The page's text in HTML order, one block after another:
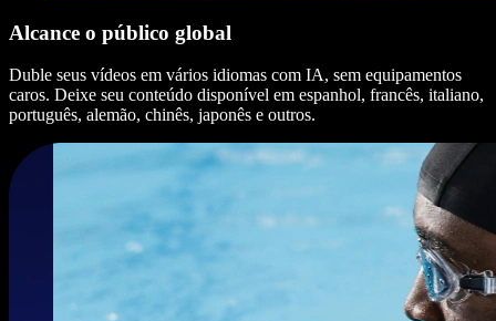
Alcance o público global
Duble seus vídeos em vários idiomas com IA, sem equipamentos
caros. Deixe seu conteúdo disponível em espanhol, francês, italiano,
português, alemão, chinês, japonês e outros.